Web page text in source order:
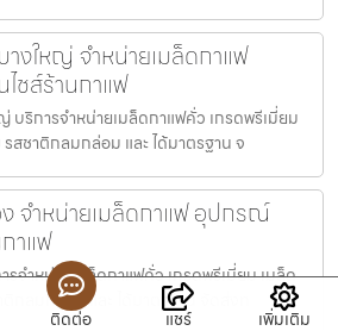
างใหญ่ จำหน่ายเมล็ดกาแฟ
ชส์ร้านกาแฟ
บริการจำหน่ายเมล็ดกาแฟคั่ว เกรดพรีเมี่ยม
สชาติกลมกล่อม และ ได้มาตรฐาน จ
จำหน่ายเมล็ดกาแฟ อุปกรณ์
าแฟ
จำหน่ายเมล็ดกาแฟคั่ว เกรดพรีเมี่ยม เมล็ด
กลมกล่อม และ ได้มาตรฐาน จัดส่งท
ติดต่อ แชร์ เพิ่มเติม